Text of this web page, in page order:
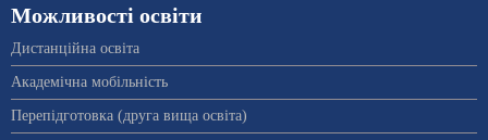
Можливості освіти
Дистанційна освіта
Академічна мобільність
Перепідготовка (друга вища освіта)